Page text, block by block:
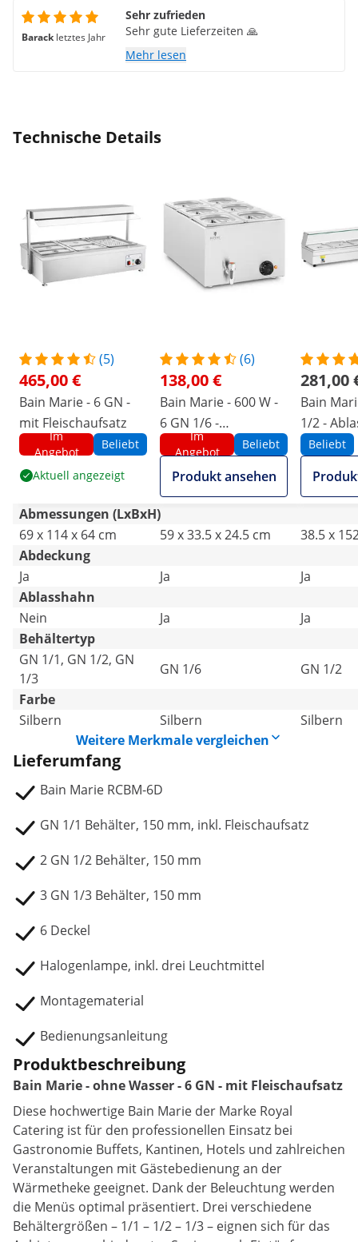
Barack letztes Jahr
Sehr zufrieden
Sehr gute Lieferzeiten 🙏
Mehr lesen
Technische Details
(5)
465,00 €
Bain Marie - 6 GN -
mit Fleischaufsatz
Im
Angebot
Beliebt
Aktuell angezeigt
(6)
138,00 €
Bain Marie - 600 W -
6 GN 1/6 -
Ablasshahn
Im
Angebot
Beliebt
Produkt ansehen
281,00
Bain
1/2 -
Beliebt
Abmessungen (LxBxH)
69 x 114 x 64 cm
59 x 33.5 x 24.5 cm
38.5 x
Abdeckung
Ja
Ja
Ja
Ablasshahn
Nein
Ja
Ja
Behältertyp
GN 1/1, GN 1/2, GN
1/3
GN 1/6
GN 1/2
Farbe
Silbern
Silbern
Silbern
Weitere Merkmale vergleichen
Lieferumfang
Bain Marie RCBM-6D
GN 1/1 Behälter, 150 mm, inkl. Fleischaufsatz
2 GN 1/2 Behälter, 150 mm
3 GN 1/3 Behälter, 150 mm
6 Deckel
Halogenlampe, inkl. drei Leuchtmittel
Montagematerial
Bedienungsanleitung
Produktbeschreibung
Bain Marie - ohne Wasser - 6 GN - mit Fleischaufsatz
Diese hochwertige Bain Marie der Marke Royal
Catering ist für den professionellen Einsatz bei
Gastronomie Buffets, Kantinen, Hotels und zahlreichen
Veranstaltungen mit Gästebedienung an der
Wärmetheke geeignet. Dank der Beleuchtung werden
die Menüs optimal präsentiert. Drei verschiedene
Behältergrößen – 1/1 – 1/2 – 1/3 – eignen sich für das